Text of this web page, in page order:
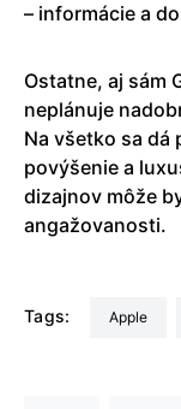
– informácie a
Ostatne, aj sám
neplánuje
Na všetko sa dá
povýšenie a
dizajnov môže
angažovanosti.
Tags: Apple